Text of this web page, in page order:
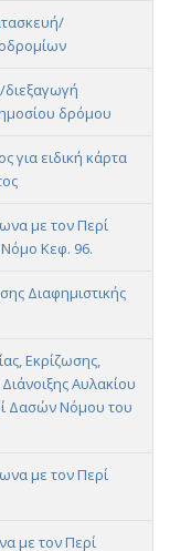
διεξαγωγή
δρόμου
για ειδική κάρτα
με τον Περί
Κεφ. 96.
Διαφημιστικής
Εκρίζωσης,
Αυλακίου
Δασών Νόμου του
με τον Περί
με τον Περί